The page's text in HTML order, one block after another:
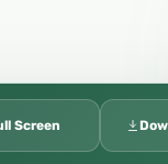
Screen